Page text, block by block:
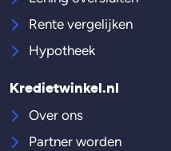
Rente vergelijken
Hypotheek
Kredietwinkel.nl
Over ons
Partner worden